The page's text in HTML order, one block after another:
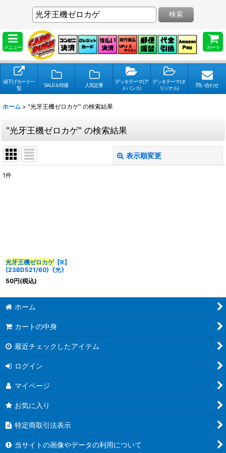
メニュー カート
検索
値下げカード一
覧
SALE＆特価 人気定番
デッキテーマ(ア
ドバンス)
デッキテーマ(オ
リジナル)
問い合わせ
ホーム > "光牙王機ゼロカゲ" の検索結果
"光牙王機ゼロカゲ" の検索結果
表示順変更
カテゴリ
特集:
1件
光牙王機ゼロカゲ【R】
{23BD521/60}《光》
50円(税込)
ホーム
カートの中身
最近チェックしたアイテム
ログイン
マイページ
お気に入り
特定商取引法表示
当サイトの画像やデータの利用について